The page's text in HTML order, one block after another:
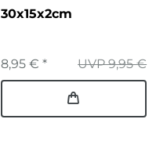
30x15x2cm
UVP 9,95 €
8,95 € *